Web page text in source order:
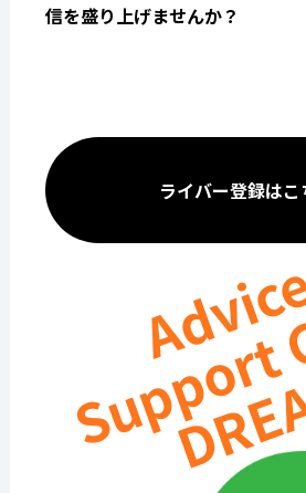
信を盛り上げませんか？
ライバー登録はこ